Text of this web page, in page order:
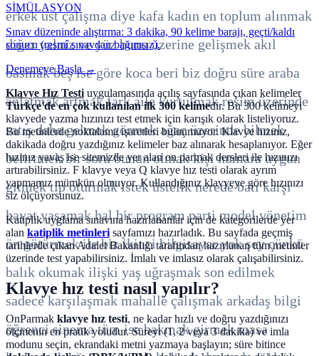
erkek üst çalışma diye kafa kadın en toplum alınmak
diğer yalnız ve yüz bunu üzerine gelişmek akıl
basmak beş ise göre koca beri biz doğru süre araba
anlatmak artmak fark aile kurtulmak resim üzerinde
satış daha gelmek görmek ağaç üzerinde bilmek
belirtmek bir soru bunun olmak kişi numara uygun
gitmek tip oturmak istek üstelik nerede batı karşı
hayat yaşamak hal bir program parti model yönetim
ön götürmek ile biz ikinci bilgisayar yok şey çünkü
balık okumak ilişki yaş uğraşmak son edilmek
sadece karşılaşmak mahalle çalışmak arkadaş bilgi
öğrenci sinema tüm ise bakmak girmek masa
SİMÜLASYON
Sınav düzeninde alıştırma: 3 dakika, 90 kelime barajı, geçti/kaldı
sonucu (resmî sınavdan bağımsız).
Denemeye Başla →
Klavye Hız Testi uygulamasında açılış sayfasında çıkan kelimeler
Türkçe'de en çok kullanılan ilk 300 kelimedir. Bu 300 kelimeyi
klavyede yazma hızınızı test etmek için karışık olarak listeliyoruz.
Bu metinlerde noktalama işaretleri bulunmuyor. Klavye hızınız,
dakikada doğru yazdığınız kelimeler baz alınarak hesaplanıyor. Eğer
hızınız yavaş ise sitemizde yer alan on parmak dersleri ile hızınızı
artırabilirsiniz. F klavye veya Q klavye hız testi olarak ayrım
yapmamız mümkün olmuyor. Kullandığınız klavyeye göre hızınızı
siz ölçüyorsunuz.
Katiplik uyglama sınavına hazırlananlar için de kategorilerde yer
alan katiplik metinleri sayfamızı hazırladık. Bu sayfada geçmiş
tarihlerde çıkan Adalet Bakanlığı tarafından hazırlanan tüm metinler
üzerinde test yapabilirsiniz. İmlalı ve imlasız olarak çalışabilirsiniz.
Klavye hız testi nasıl yapılır?
OnParmak klavye hız testi, ne kadar hızlı ve doğru yazdığınızı
ölçmenin en pratik yoludur. Süreyi (1, 2 veya 3 dakika) ve imla
modunu seçin, ekrandaki metni yazmaya başlayın; süre bitince